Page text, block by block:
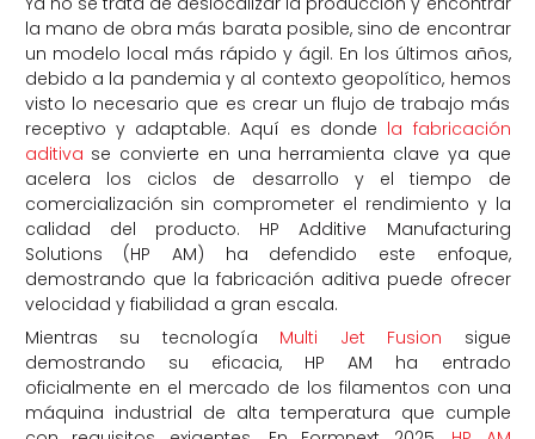
la mano de obra más barata posible, sino de encontrar
un modelo local más rápido y ágil. En los últimos años,
debido a la pandemia y al contexto geopolítico, hemos
visto lo necesario que es crear un flujo de trabajo más
receptivo y adaptable. Aquí es donde la fabricación
aditiva se convierte en una herramienta clave ya que
acelera los ciclos de desarrollo y el tiempo de
comercialización sin comprometer el rendimiento y la
calidad del producto. HP Additive Manufacturing
Solutions (HP AM) ha defendido este enfoque,
demostrando que la fabricación aditiva puede ofrecer
velocidad y fiabilidad a gran escala.
Mientras su tecnología Multi Jet Fusion sigue
demostrando su eficacia, HP AM ha entrado
oficialmente en el mercado de los filamentos con una
máquina industrial de alta temperatura que cumple